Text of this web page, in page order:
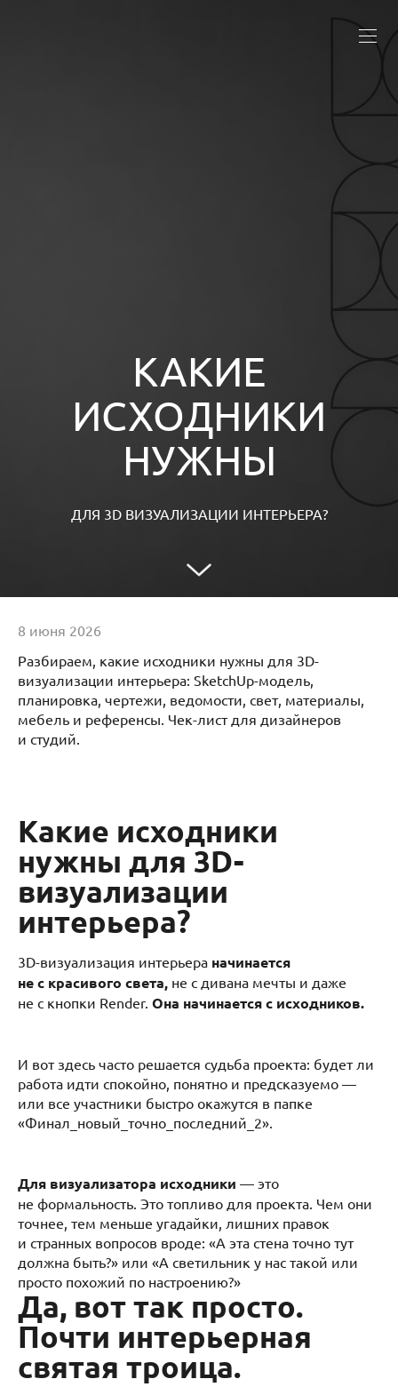
КАКИЕ
ИСХОДНИКИ
НУЖНЫ
ДЛЯ 3D ВИЗУАЛИЗАЦИИ ИНТЕРЬЕРА?
8 июня 2026
Разбираем, какие исходники нужны для 3D-
визуализации интерьера: SketchUp-модель,
планировка, чертежи, ведомости, свет, материалы,
мебель и референсы. Чек-лист для дизайнеров
и студий.
Какие исходники
нужны для 3D-
визуализации
интерьера?
3D-визуализация интерьера начинается
не с красивого света, не с дивана мечты и даже
не с кнопки Render. Она начинается с исходников.
И вот здесь часто решается судьба проекта: будет ли
работа идти спокойно, понятно и предсказуемо —
или все участники быстро окажутся в папке
«Финал_новый_точно_последний_2».
Для визуализатора исходники — это
не формальность. Это топливо для проекта. Чем они
точнее, тем меньше угадайки, лишних правок
и странных вопросов вроде: «А эта стена точно тут
должна быть?» или «А светильник у нас такой или
просто похожий по настроению?»
Да, вот так просто.
Почти интерьерная
святая троица.